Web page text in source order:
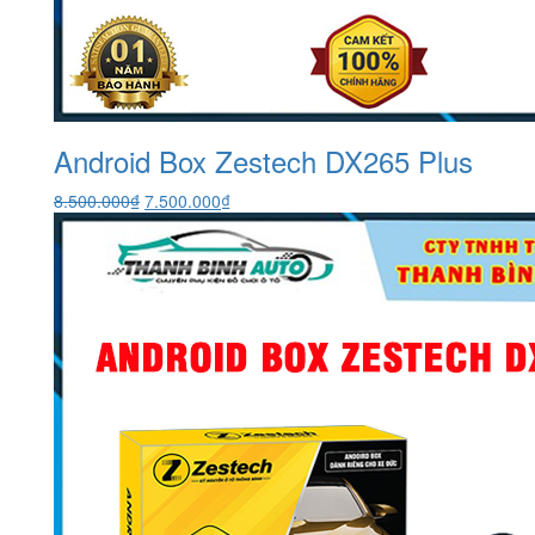
Android Box Zestech DX265 Plus
8.500.000₫ Giá
gốc
là:
8.500.000₫.
7.500.000₫Giá
hiện
tại
là: